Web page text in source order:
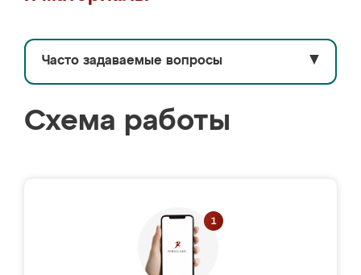
Часто задаваемые вопросы ▼
Схема работы